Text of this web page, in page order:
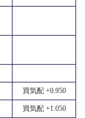
買気配 +0.950
買気配 +1.050